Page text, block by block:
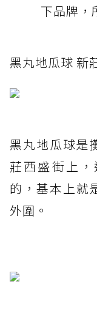
下品牌，
黑丸地瓜球 新
黑丸地瓜球是
莊西盛街上
的，基本上就
外圍。